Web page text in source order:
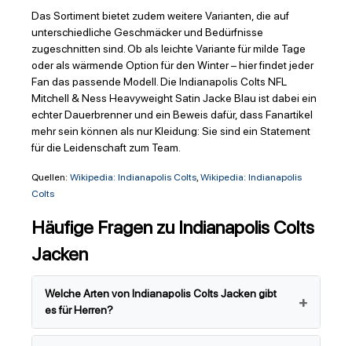
Das Sortiment bietet zudem weitere Varianten, die auf
unterschiedliche Geschmäcker und Bedürfnisse
zugeschnitten sind. Ob als leichte Variante für milde Tage
oder als wärmende Option für den Winter – hier findet jeder
Fan das passende Modell. Die Indianapolis Colts NFL
Mitchell & Ness Heavyweight Satin Jacke Blau ist dabei ein
echter Dauerbrenner und ein Beweis dafür, dass Fanartikel
mehr sein können als nur Kleidung: Sie sind ein Statement
für die Leidenschaft zum Team.
Quellen: Wikipedia: Indianapolis Colts, Wikipedia: Indianapolis
Colts
Häufige Fragen zu Indianapolis Colts
Jacken
Welche Arten von Indianapolis Colts Jacken gibt
es für Herren?